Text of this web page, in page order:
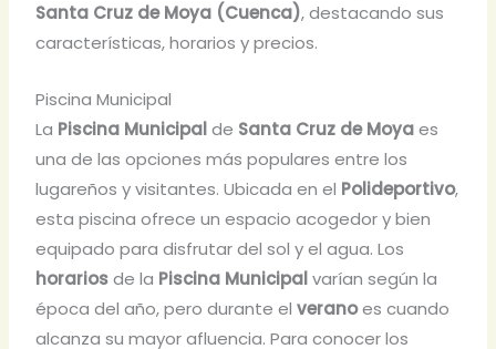
Santa Cruz de Moya (Cuenca), destacando sus
características, horarios y precios.
Piscina Municipal
La Piscina Municipalde Santa Cruz de Moyaes
una de las opciones más populares entre los
lugareños y visitantes. Ubicada en el Polideportivo,
esta piscina ofrece un espacio acogedor y bien
equipado para disfrutar del sol y el agua. Los
horariosde la Piscina Municipalvarían según la
época del año, pero durante elveranoes cuando
alcanza su mayor afluencia. Para conocer los